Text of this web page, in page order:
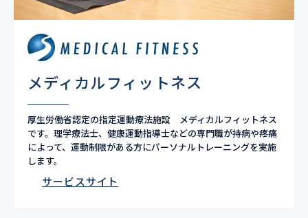
メディカルフィットネス
厚生労働省認定の指定運動療法施設 メディカルフィットネス
です。理学療法士、健康運動指導士などの専門職が持病や疼痛
によって、運動制限がある方にパーソナルトレーニングを実施
します。
サービスサイト